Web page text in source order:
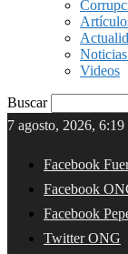
Videos
Buscar
7 agosto, 2026, 6:19
Facebook
Facebook
Facebook
Twitter ONG